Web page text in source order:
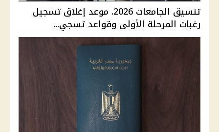
تنسيق الجامعات 2026. موعد إغلاق تسجيل
رغبات المرحلة الأولى وقواعد تسجي...